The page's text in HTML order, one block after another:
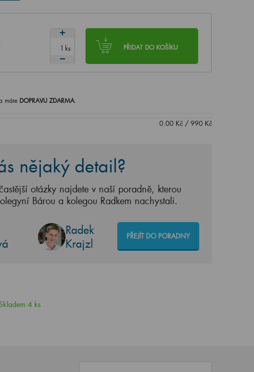
PŘIDAT DO KOŠÍKU
ks
máte DOPRAVU ZDARMA.
0.00Kč/ 990Kč
nějaký detail?
otázky najdete v naší poradně, kterou
Bárou a kolegou Radkem nachystali.
Radek
Krajzl
PŘEJÍT DO PORADNY
4 ks